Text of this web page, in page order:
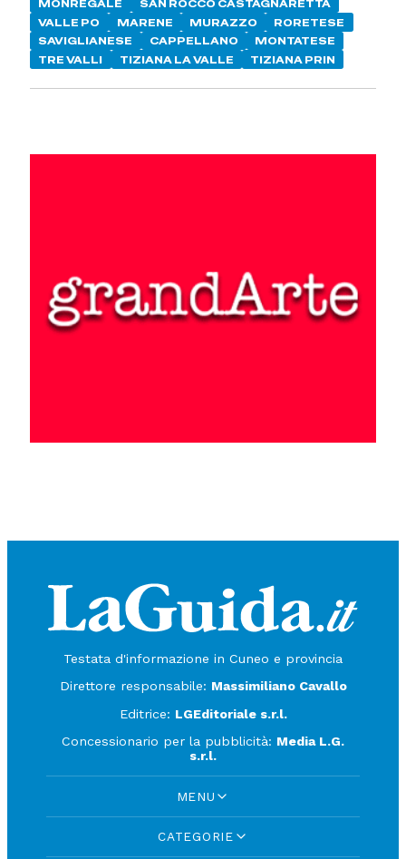
MONREGALE
SAN ROCCO CASTAGNARETTA
VALLE PO
MARENE MURAZZO
RORETESE
SAVIGLIANESE
CAPPELLANO
MONTATESE
TRE VALLI
TIZIANA LA VALLE TIZIANA PRIN
Testata d'informazione in Cuneo e provincia
Direttore responsabile: Massimiliano Cavallo
Editrice: LGEditoriale s.r.l.
Concessionario per la pubblicità: Media L.G.
s.r.l.
MENU
CATEGORIE